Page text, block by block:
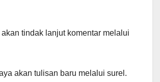
tindak lanjut komentar melalui
akan tulisan baru melalui surel.